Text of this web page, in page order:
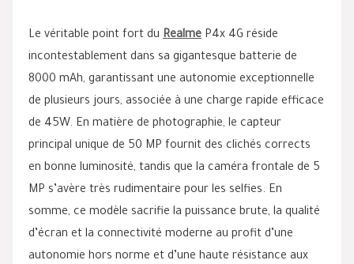
Le véritable point fort du Realme P4x 4G réside
incontestablement dans sa gigantesque batterie de
8000 mAh, garantissant une autonomie exceptionnelle
de plusieurs jours, associée à une charge rapide efficace
de 45W. En matière de photographie, le capteur
principal unique de 50 MP fournit des clichés corrects
en bonne luminosité, tandis que la caméra frontale de 5
MP s’avère très rudimentaire pour les selfies. En
somme, ce modèle sacrifie la puissance brute, la qualité
d’écran et la connectivité moderne au profit d’une
autonomie hors norme et d’une haute résistance aux